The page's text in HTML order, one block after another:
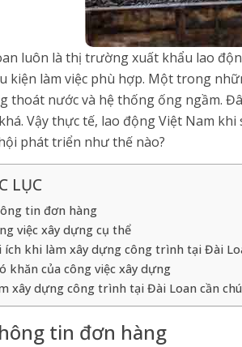
luôn là thị trường xuất khẩu lao
kiện làm việc phù hợp. Một trong
thoát nước và hệ thống ống ngầm.
Vậy thực tế, lao động Việt Nam
phát triển như thế nào?
LỤC
tin đơn hàng
việc xây dựng cụ thể
ích khi làm xây dựng công trình tại Đài
khăn của công việc xây dựng
xây dựng công trình tại Đài Loan cần
tin đơn hàng